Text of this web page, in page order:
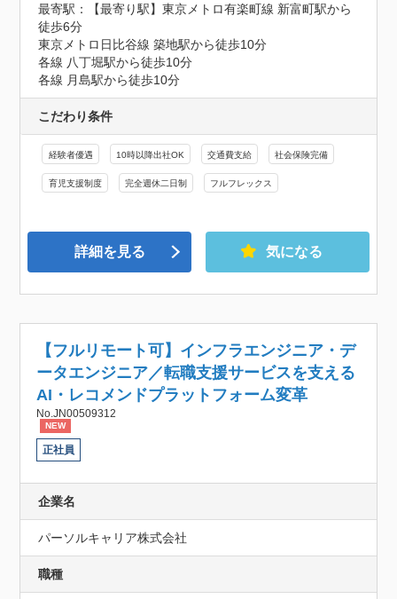
最寄駅：【最寄り駅】東京メトロ有楽町線 新富町駅から
徒歩6分
東京メトロ日比谷線 築地駅から徒歩10分
各線 八丁堀駅から徒歩10分
各線 月島駅から徒歩10分
こだわり条件
経験者優遇 10時以降出社OK 交通費支給 社会保険完備
育児支援制度 完全週休二日制 フルフレックス
詳細を見る 気になる
【フルリモート可】インフラエンジニア・デ
ータエンジニア／転職支援サービスを支える
AI・レコメンドプラットフォーム変革
No.JN00509312
NEW
正社員
企業名
パーソルキャリア株式会社
職種